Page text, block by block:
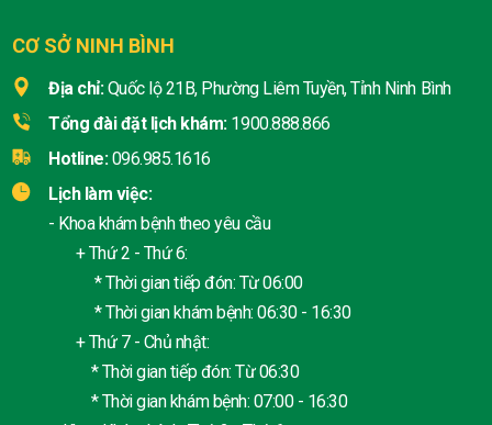
CƠ SỞ NINH BÌNH
Địa chỉ: Quốc lộ 21B, Phường Liêm Tuyền, Tỉnh Ninh Bình
Tổng đài đặt lịch khám: 1900.888.866
Hotline: 096.985.1616
Lịch làm việc:
- Khoa khám bệnh theo yêu cầu
+ Thứ 2 - Thứ 6:
* Thời gian tiếp đón: Từ 06:00
* Thời gian khám bệnh: 06:30 - 16:30
+ Thứ 7 - Chủ nhật:
* Thời gian tiếp đón: Từ 06:30
* Thời gian khám bệnh: 07:00 - 16:30